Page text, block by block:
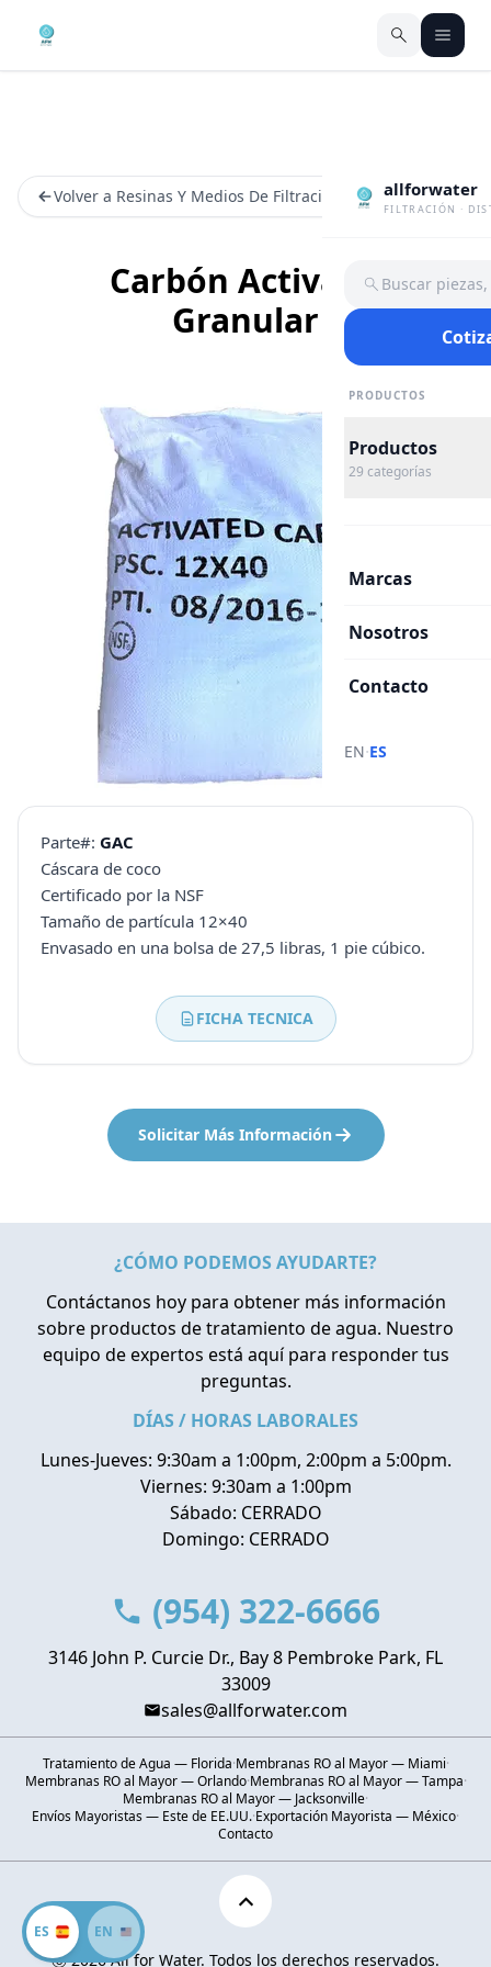
allforwater
FILTRACIÓN ·
Buscar
PRODUCTOS
Productos
29 categorías
Marcas
Nosotros
Contacto
EN·ES
Volver a Resinas Y Medios De Filtracion
Carbón Activado
Granular
Parte#: GAC
Cáscara de coco
Certificado por la NSF
Tamaño de partícula 12×40
Envasado en una bolsa de 27,5 libras, 1 pie cúbico.
FICHA TECNICA
Solicitar Más Información
ES EN
¿CÓMO PODEMOS AYUDARTE?
Contáctanos hoy para obtener más información
sobre productos de tratamiento de agua. Nuestro
equipo de expertos está aquí para responder tus
preguntas.
DÍAS / HORAS LABORALES
Lunes-Jueves: 9:30am a 1:00pm, 2:00pm a 5:00pm.
Viernes: 9:30am a 1:00pm
Sábado: CERRADO
Domingo: CERRADO
(954) 322-6666
3146 John P. Curcie Dr., Bay 8 Pembroke Park, FL
33009
sales@allforwater.com
Tratamiento de Agua — Florida·Membranas RO al Mayor — Miami·
Membranas RO al Mayor — Orlando·Membranas RO al Mayor — Tampa·
Membranas RO al Mayor — Jacksonville·
Envíos Mayoristas — Este de EE.UU.·Exportación Mayorista — México·
Contacto
Ⓒ 2026 All for Water. Todos los derechos reservados.